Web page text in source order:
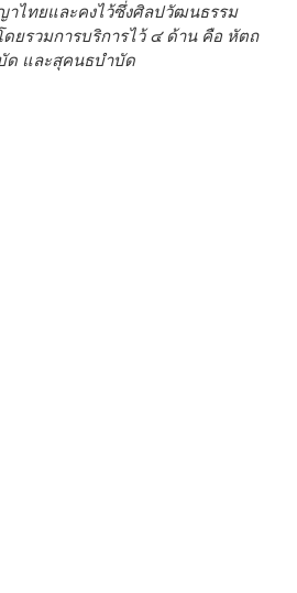
ไทยและคงไว้ซึ่งศิลปวัฒนธรรม
ยรวมการบริการไว้ ๔ ด้าน คือ หัตถ
ด และสุคนธบำบัด